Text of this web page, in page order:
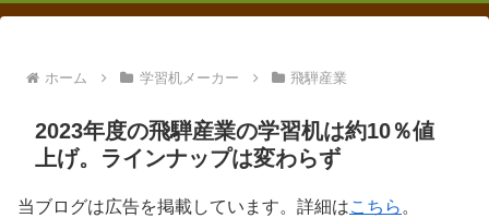
ホーム 学習机メーカー 飛騨産業
2023年度の飛騨産業の学習机は約10％値
上げ。ラインナップは変わらず
当ブログは広告を掲載しています。詳細はこちら 。